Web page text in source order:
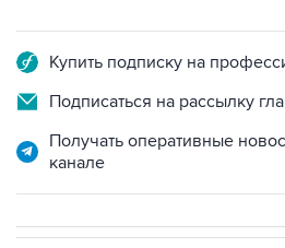
Купить подписку на
Подписаться на рассылку
Получать оперативные
канале